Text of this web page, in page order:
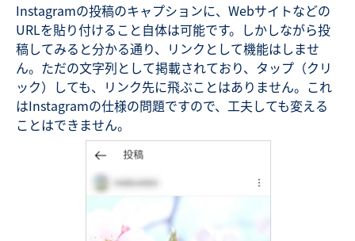
Instagramの投稿のキャプションに、Webサイトなどの
URLを貼り付けること自体は可能です。しかしながら投
稿してみると分かる通り、リンクとして機能はしませ
ん。ただの文字列として掲載されており、タップ（クリ
ック）しても、リンク先に飛ぶことはありません。これ
はInstagramの仕様の問題ですので、工夫しても変える
ことはできません。